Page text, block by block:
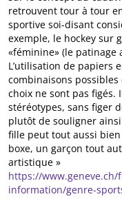
retrouvent tour à tour
sportive soi-disant
exemple, le hockey sur
«féminine» (le patinage
L’utilisation de papiers
combinaisons
choix ne sont pas figés.
stéréotypes, sans figer
plutôt de souligner
fille peut tout aussi
boxe, un garçon tout
artistique »
https://
information/genre-